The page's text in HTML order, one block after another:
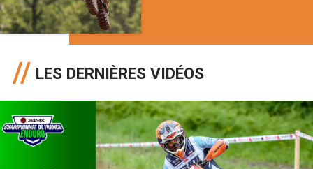
LES DERNIÈRES VIDÉOS